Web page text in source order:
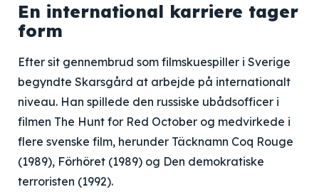
En international karriere tager
form
Efter sit gennembrud som filmskuespiller i Sverige
begyndte Skarsgård at arbejde på internationalt
niveau. Han spillede den russiske ubådsofficer i
filmen The Hunt for Red October og medvirkede i
flere svenske film, herunder Täcknamn Coq Rouge
(1989), Förhöret (1989) og Den demokratiske
terroristen (1992).